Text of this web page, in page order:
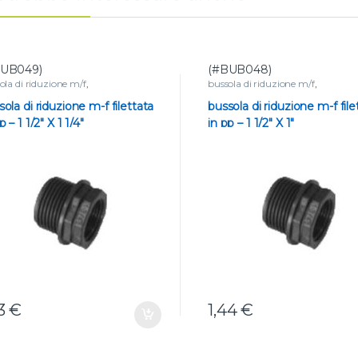
di riduzione m/f,
Raccordi filettati in
di riduzione m-f filettata
– 1 1/2″ X 1 1/4″
€
(#BUB048)
bussola di riduzione m/f,
Raccordi filettati
polipropilene
bussola di riduzione m-f
in pp – 1 1/2″ X 1″
1,44€